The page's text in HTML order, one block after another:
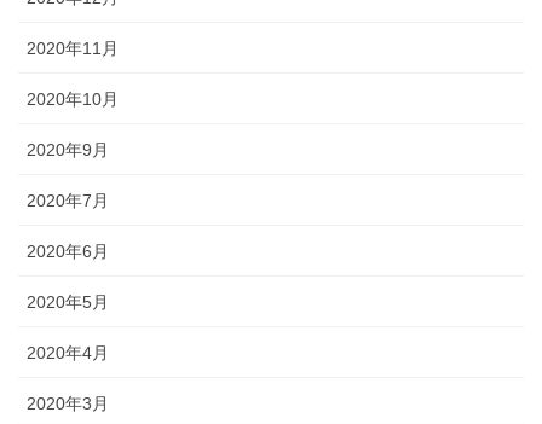
2020年11月
2020年10月
2020年9月
2020年7月
2020年6月
2020年5月
2020年4月
2020年3月